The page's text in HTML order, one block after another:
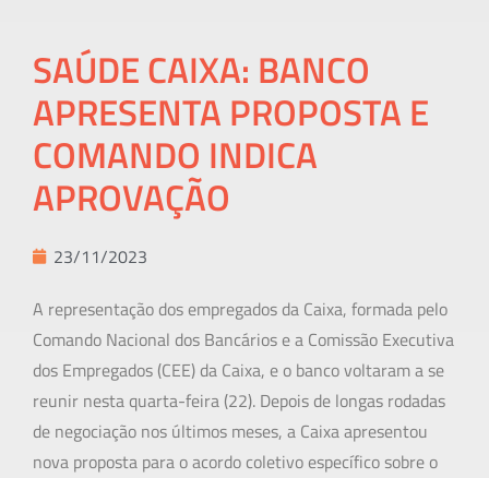
SAÚDE CAIXA: BANCO
APRESENTA PROPOSTA E
COMANDO INDICA
APROVAÇÃO
23/11/2023
A representação dos empregados da Caixa, formada pelo
Comando Nacional dos Bancários e a Comissão Executiva
dos Empregados (CEE) da Caixa, e o banco voltaram a se
reunir nesta quarta-feira (22). Depois de longas rodadas
de negociação nos últimos meses, a Caixa apresentou
nova proposta para o acordo coletivo específico sobre o